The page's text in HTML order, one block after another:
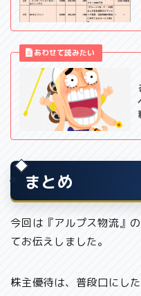
まとめ
今回は『アルプス物流』
てお伝えしました。
株主優待は、普段口にし